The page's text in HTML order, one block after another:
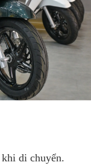
di chuyển.